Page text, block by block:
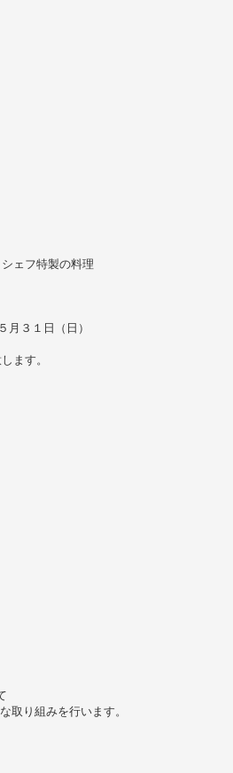
ェフ特製の料理
３１日（日）
ます。
取り組みを行います。